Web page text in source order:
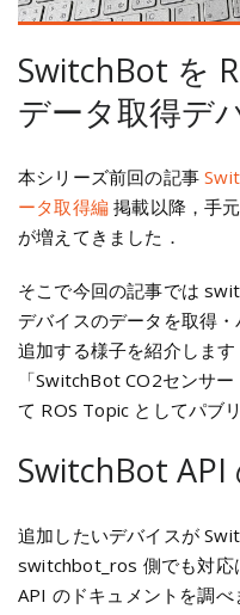
SwitchBot を
データ取得デ
本シリーズ前回の記事
ータ取得編 掲載以降，手
が増えてきました．
そこで今回の記事では
デバイスのデータを取得
追加する様子を紹介しま
「SwitchBot CO2センサ
て ROS Topic としてパブ
SwitchBot API
追加したいデバイスが
switchbot_ros 側でも対応
API のドキュメントを調べ